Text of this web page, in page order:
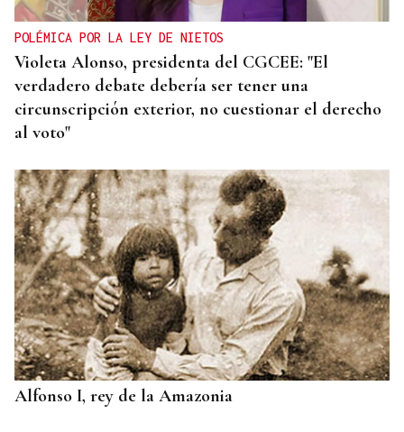
POLÉMICA POR LA LEY DE NIETOS
Violeta Alonso, presidenta del CGCEE: "El
verdadero debate debería ser tener una
circunscripción exterior, no cuestionar el derecho
al voto"
Alfonso I, rey de la Amazonia